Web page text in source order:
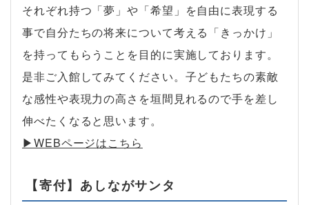
それぞれ持つ「夢」や「希望」を自由に表現する
事で自分たちの将来について考える「きっかけ」
を持ってもらうことを目的に実施しております。
是非ご入館してみてください。子どもたちの素敵
な感性や表現力の高さを垣間見れるので手を差し
伸べたくなると思います。
▶︎WEBページはこちら
【寄付】あしながサンタ